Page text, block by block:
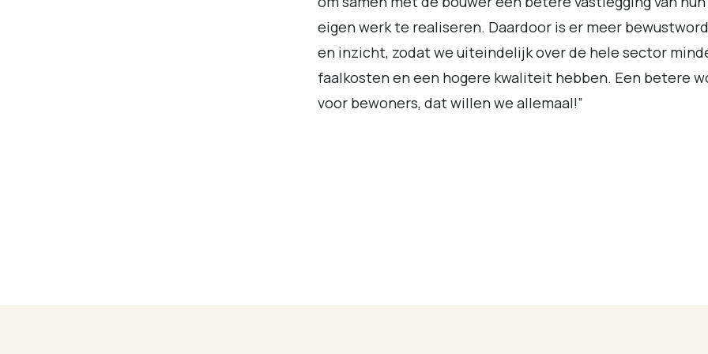
eigen werk te realiseren. Daardoor is er meer
en inzicht, zodat we uiteindelijk over de hele sector
faalkosten en een hogere kwaliteit hebben. Een betere
voor bewoners, dat willen we allemaal!”